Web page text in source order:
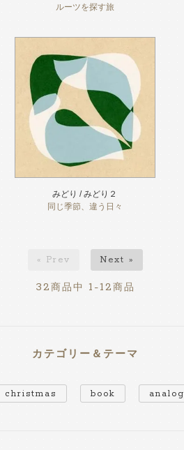
ルーツを探す旅
みどり / みどり２
同じ季節、違う日々
« Prev Next »
32 商品中 1-12 商品
カテゴリー＆テーマ
christmas book analog